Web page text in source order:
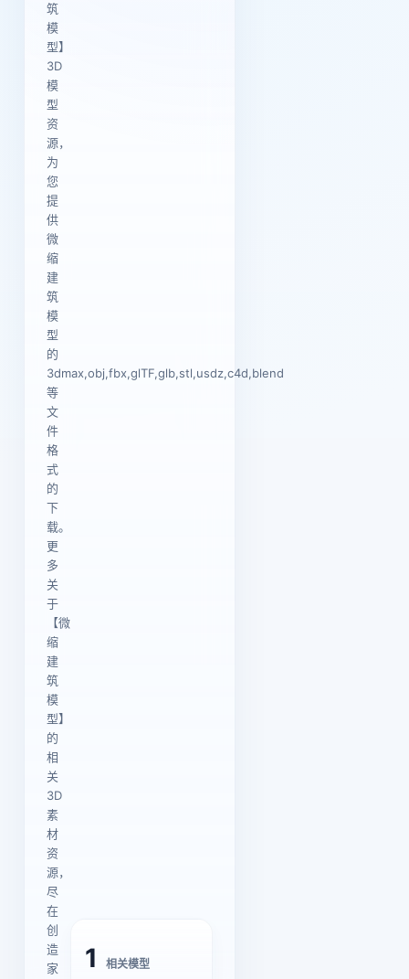
筑
模
型】
3D
模
型
资
源，
为
您
提
供
微
缩
建
筑
模
型
的
3dmax,obj,fbx,glTF,glb,stl,usdz,c4d,blend
等
文
件
格
式
的
下
载。
更
多
关
于
【微
缩
建
筑
模
型】
的
相
关
3D
素
材
资
源，
尽
在
创
造
家
1 相关模型